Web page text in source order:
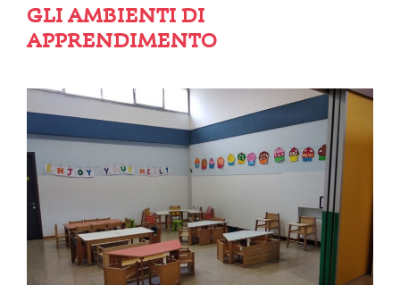
GLI AMBIENTI DI
APPRENDIMENTO